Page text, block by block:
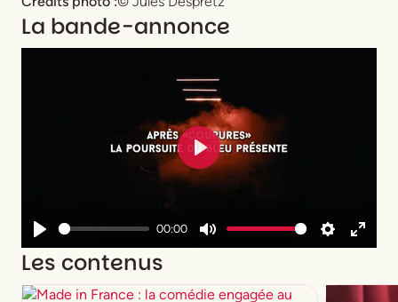
La bande-annonce
Play
00:00
Mute Settings
Enter
Play
Les contenus